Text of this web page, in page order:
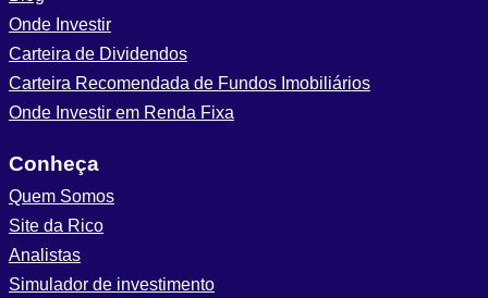
Onde Investir
Carteira de Dividendos
Carteira Recomendada de Fundos Imobiliários
Onde Investir em Renda Fixa
Conheça
Quem Somos
Site da Rico
Analistas
Simulador de investimento